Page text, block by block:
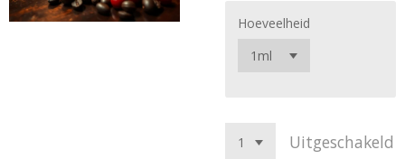
Hoeveelheid
Uitgeschakeld